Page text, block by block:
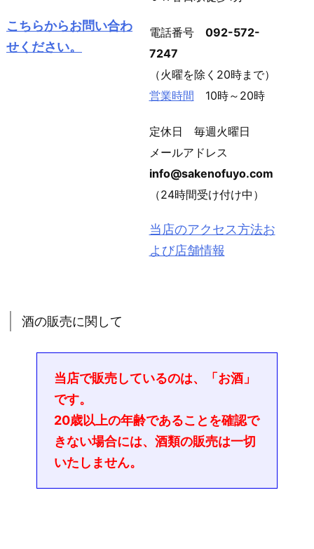
こちらからお問い合わ
せください。
電話番号 092-572-
7247
（火曜を除く20時まで）
営業時間 10時～20時
定休日 毎週火曜日
メールアドレス
info@sakenofuyo.com
（24時間受け付け中）
当店のアクセス方法お
よび店舗情報
酒の販売に関して
当店で販売しているのは、「お酒」
です。
20歳以上の年齢であることを確認で
きない場合には、酒類の販売は一切
いたしません。